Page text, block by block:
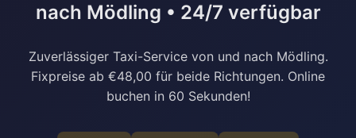
nach Mödling • 24/7 verfügbar
Zuverlässiger Taxi-Service von und nach Mödling.
Fixpreise ab €48,00 für beide Richtungen. Online
buchen in 60 Sekunden!